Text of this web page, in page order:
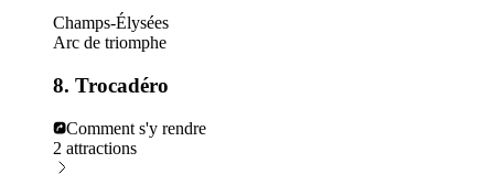
Champs-Élysées
Arc de triomphe
8. Trocadéro
Comment s'y rendre
2 attractions